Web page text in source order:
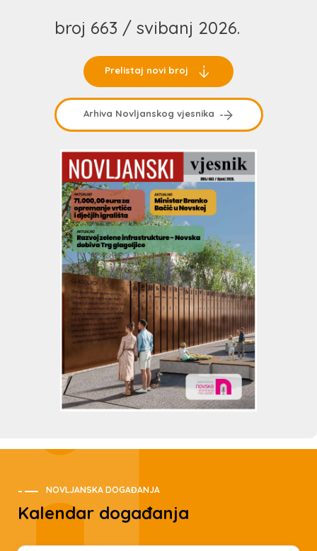
broj 663 / svibanj 2026.
Prelistaj novi broj
Arhiva Novljanskog vjesnika
NOVLJANSKA DOGAĐANJA
Kalendar događanja